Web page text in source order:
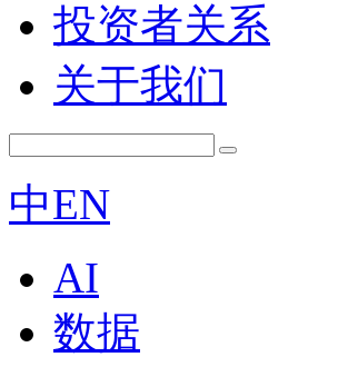
投资者关系
关于我们
中EN
AI
数据